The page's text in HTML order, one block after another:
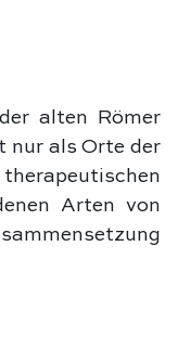
alten Römer
nur als Orte der
Arten von